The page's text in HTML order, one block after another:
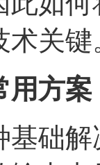
术关键
用方案
基础